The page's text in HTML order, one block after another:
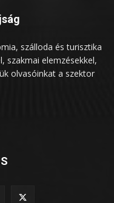
szálloda és turisztika
szakmai elemzésekkel,
olvasóinkat a szektor